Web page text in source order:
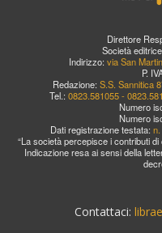
Direttore
Società
Indirizzo: via San
P.
Redazione: S.S. Sannitica
Tel.: 0823.581055 -
Numero
Numero
Dati registrazione testata:
“La società percepisce i contributi
Indicazione resa ai sensi della
Contattaci: